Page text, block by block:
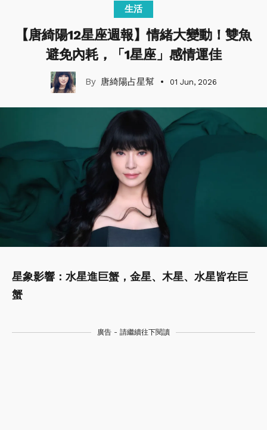
生活
【唐綺陽12星座週報】情緒大變動！雙魚
避免內耗，「1星座」感情運佳
唐綺陽占星幫 01 Jun, 2026
星象影響：水星進巨蟹，金星、木星、水星皆在巨
蟹
廣告 - 請繼續往下閱讀